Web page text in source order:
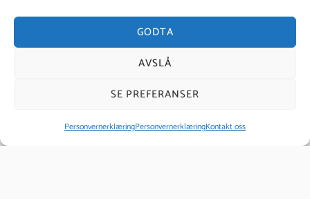
GODTA
AVSLÅ
SE PREFERANSER
PersonvernerklæringPersonvernerklæringKontakt oss
Kurs i samme kategori